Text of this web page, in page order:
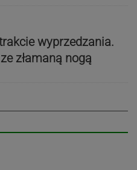
wyprzedzania.
złamaną nogą